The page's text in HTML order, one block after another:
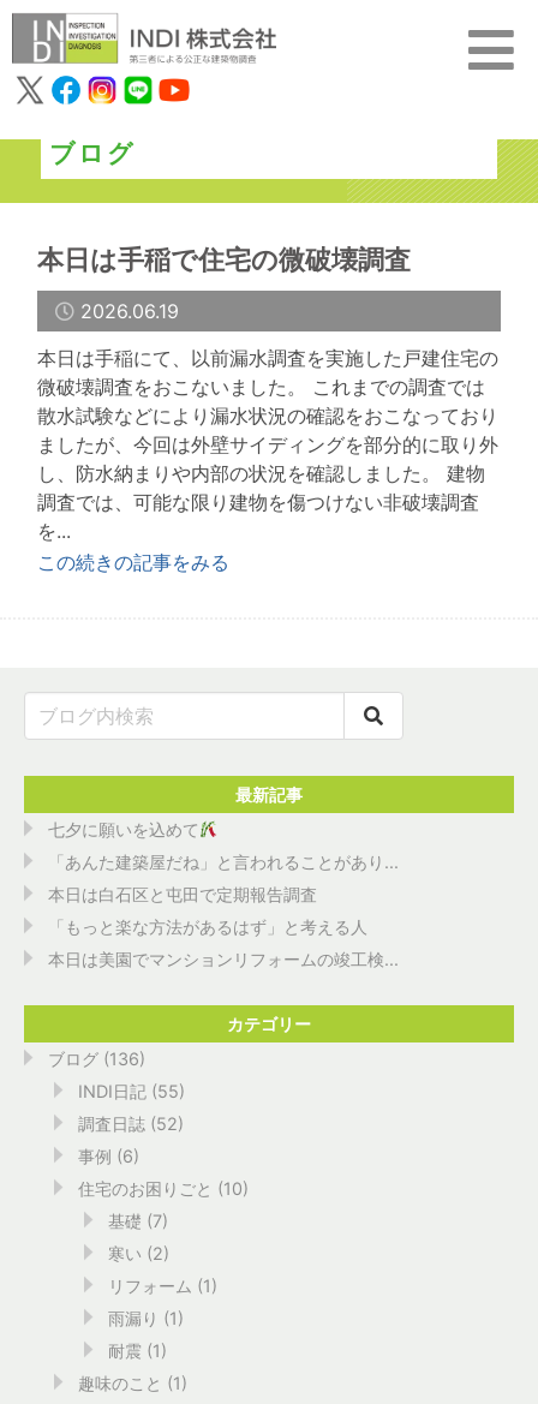
ブログ
本日は手稲で住宅の微破壊調査
2026.06.19
本日は手稲にて、以前漏水調査を実施した戸建住宅の
微破壊調査をおこないました。 これまでの調査では
散水試験などにより漏水状況の確認をおこなっており
ましたが、今回は外壁サイディングを部分的に取り外
し、防水納まりや内部の状況を確認しました。 建物
調査では、可能な限り建物を傷つけない非破壊調査
を...
この続きの記事をみる
最新記事
七夕に願いを込めて
「あんた建築屋だね」と言われることがあり...
本日は白石区と屯田で定期報告調査
「もっと楽な方法があるはず」と考える人
本日は美園でマンションリフォームの竣工検...
カテゴリー
ブログ (136)
INDI日記 (55)
調査日誌 (52)
事例 (6)
住宅のお困りごと (10)
基礎 (7)
寒い (2)
リフォーム (1)
雨漏り (1)
耐震 (1)
趣味のこと (1)